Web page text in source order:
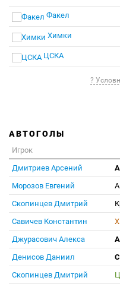
Факел
Химки
ЦСКА
?
АВТОГОЛЫ
Игрок
Дмитриев Арсений
Морозов Евгений
Скопинцев Дмитрий
Савичев Константин
Джурасович Алекса
Денисов Даниил
Скопинцев Дмитрий